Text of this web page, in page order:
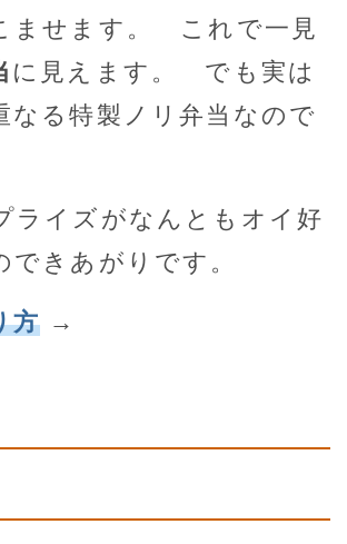
ませます。 これで一見
に見えます。 でも実は
なる特製ノリ弁当なので
ライズがなんともオイ好
できあがりです。
方 →